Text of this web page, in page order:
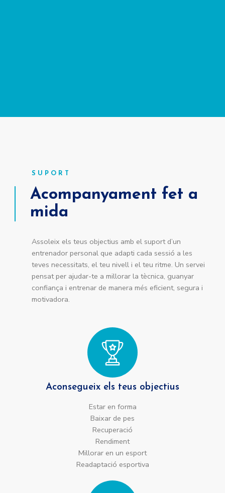
SUPORT
Acompanyament fet a
mida
Assoleix els teus objectius amb el suport d’un
entrenador personal que adapti cada sessió a les
teves necessitats, el teu nivell i el teu ritme. Un servei
pensat per ajudar-te a millorar la tècnica, guanyar
confiança i entrenar de manera més eficient, segura i
motivadora.
Aconsegueix els teus objectius
Estar en forma
Baixar de pes
Recuperació
Rendiment
Millorar en un esport
Readaptació esportiva